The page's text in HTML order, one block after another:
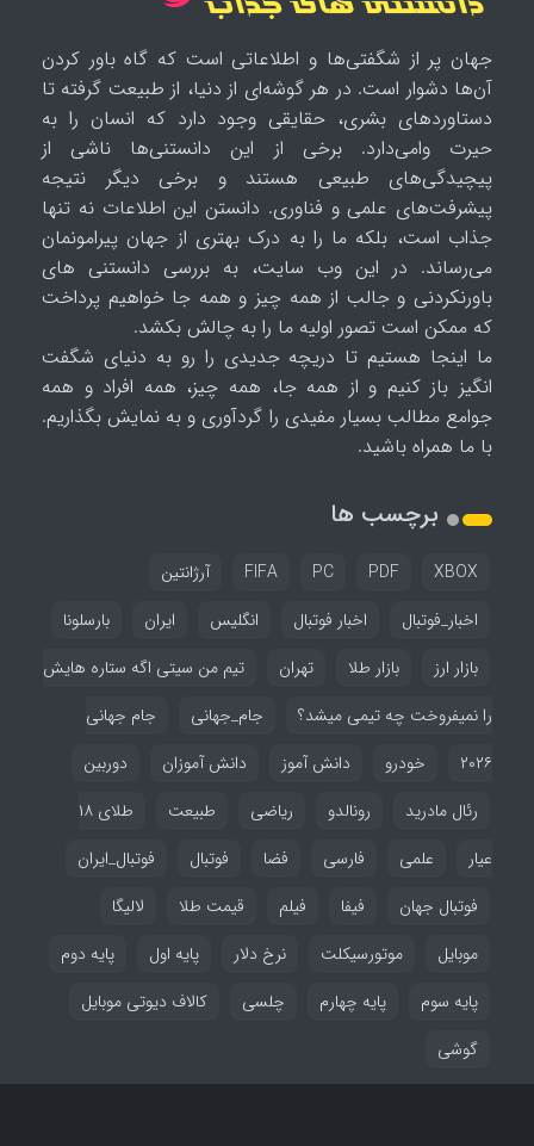
جهان پر از شگفتی‌ها و اطلاعاتی است که گاه باور کردن
آن‌ها دشوار است. در هر گوشه‌ای از دنیا، از طبیعت گرفته تا
دستاوردهای بشری، حقایقی وجود دارد که انسان را به
حیرت وامی‌دارد. برخی از این دانستنی‌ها ناشی از
پیچیدگی‌های طبیعی هستند و برخی دیگر نتیجه
پیشرفت‌های علمی و فناوری. دانستن این اطلاعات نه تنها
جذاب است، بلکه ما را به درک بهتری از جهان پیرامونمان
می‌رساند. در این وب سایت، به بررسی دانستنی های
باورنکردنی و جالب از همه چیز و همه جا خواهیم پرداخت
که ممکن است تصور اولیه ما را به چالش بکشد.
ما اینجا هستیم تا دریچه جدیدی را رو به دنیای شگفت
انگیز باز کنیم و از همه جا، همه چیز، همه افراد و همه
جوامع مطالب بسیار مفیدی را گردآوری و به نمایش بگذاریم.
با ما همراه باشید.
برچسب ها
FIFA PC PDF XBOX
آرژانتین
اخبار_فوتبال
اخبار فوتبال انگلیس ایران
بارسلونا
بازار ارز
بازار طلا تهران
تیم من سیتی اگه ستاره هایش
را نمیفروخت چه تیمی میشد؟
جام_جهانی
جام جهانی
۲۰۲۶
خودرو دانش آموز دانش آموزان
دوربین
رئال مادرید
رونالدو ریاضی طبیعت
طلای ۱۸
عیار
علمی فارسی فضا فوتبال
فوتبال_ایران
فوتبال جهان
فیفا فیلم قیمت طلا
لالیگا
موبایل
موتورسیکلت نرخ دلار پایه اول
پایه دوم
پایه سوم
پایه چهارم چلسی
کالاف دیوتی موبایل
گوشی